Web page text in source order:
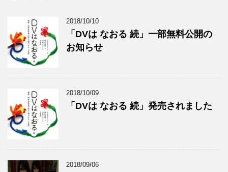
2018/10/10
「DVは なおる 続」一部無料公開の
お知らせ
2018/10/09
「DVは なおる 続」発売されました
2018/09/06